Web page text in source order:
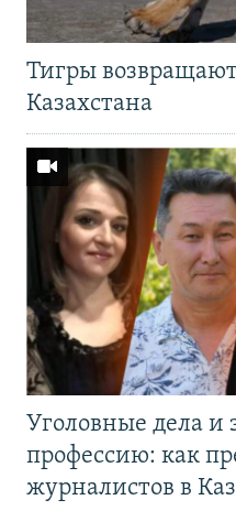
Тигры
Казахстана
Уголовные дела и
профессию: как
журналистов в